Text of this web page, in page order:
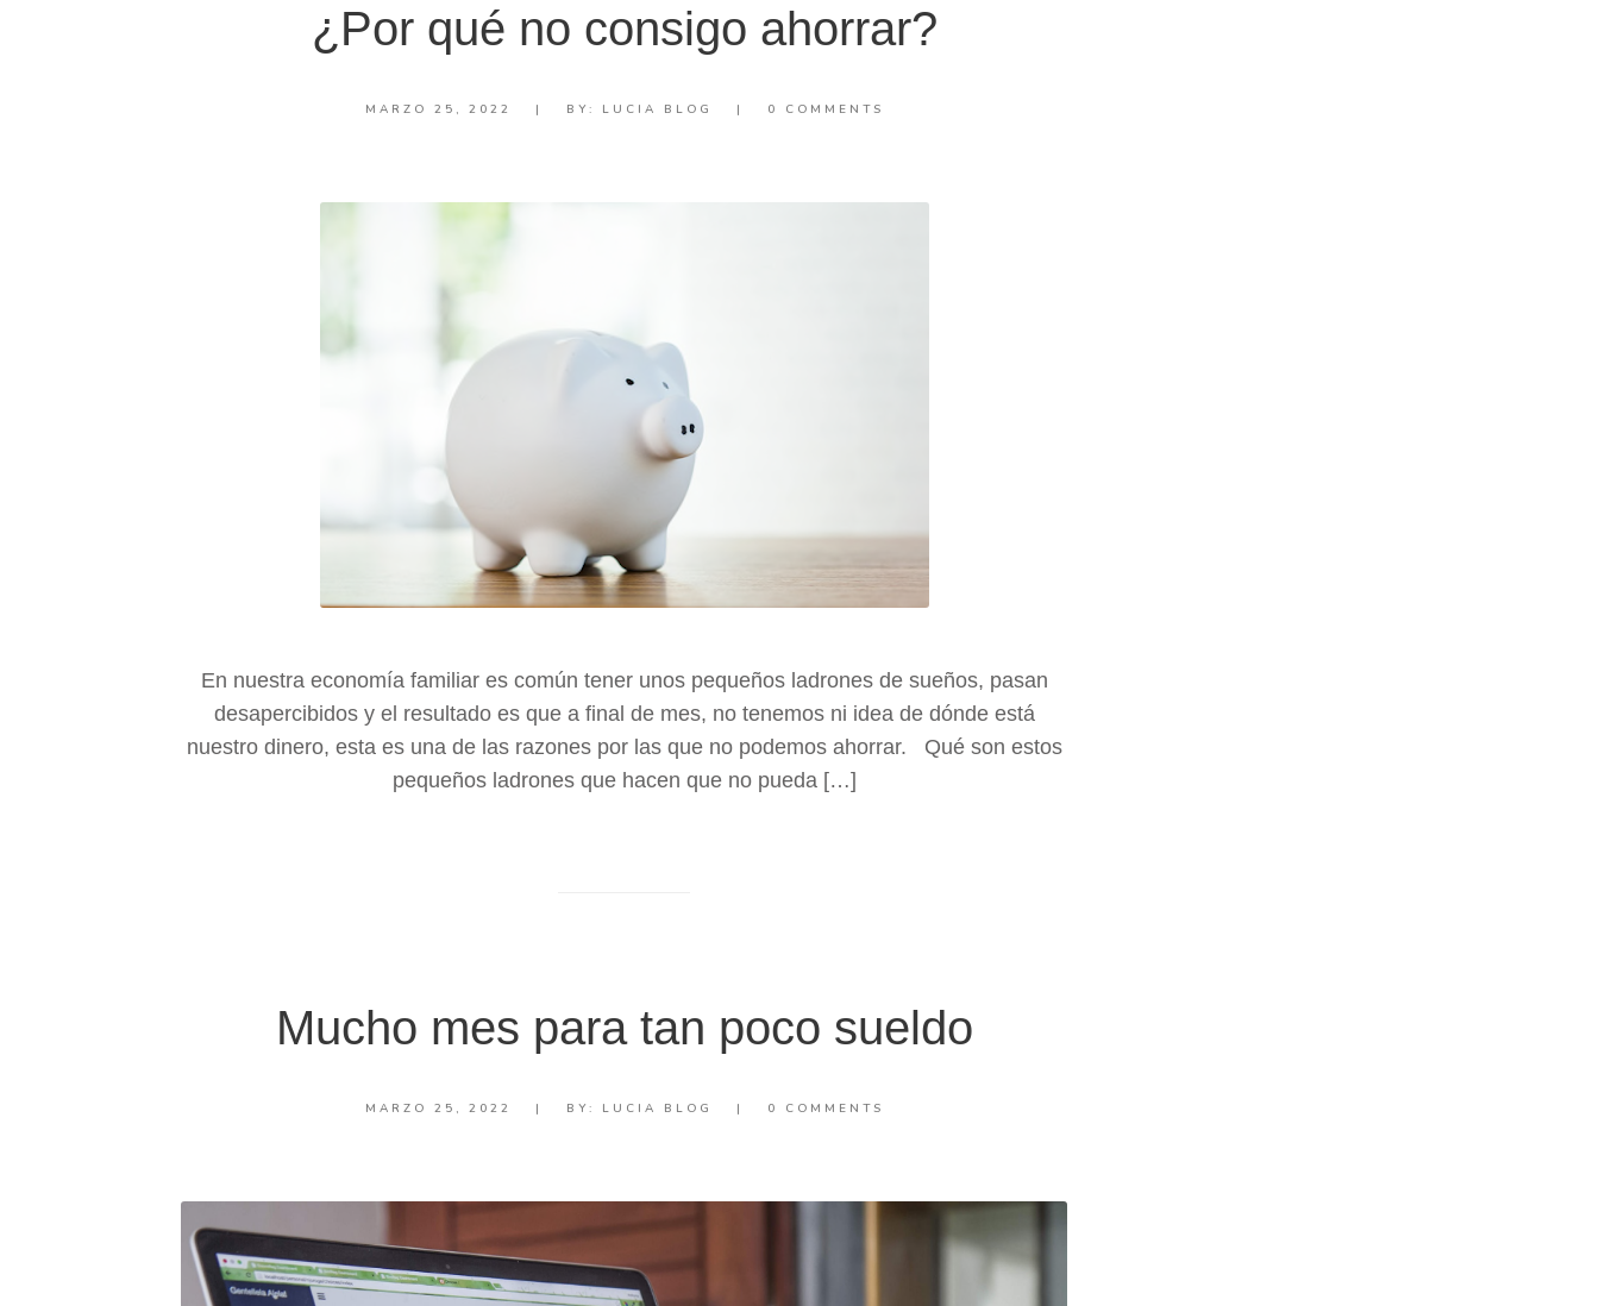
¿Por qué no consigo ahorrar?
MARZO 25, 2022 | BY: LUCIA BLOG | 0 COMMENTS
En nuestra economía familiar es común tener unos pequeños ladrones de sueños, pasan
desapercibidos y el resultado es que a final de mes, no tenemos ni idea de dónde está
nuestro dinero, esta es una de las razones por las que no podemos ahorrar. Qué son estos
pequeños ladrones que hacen que no pueda […]
Mucho mes para tan poco sueldo
MARZO 25, 2022 | BY: LUCIA BLOG | 0 COMMENTS